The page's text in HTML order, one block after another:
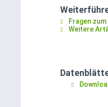
Fragen
Weitere